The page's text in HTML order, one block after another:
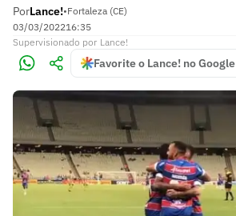
PorLance!•Fortaleza (CE)
03/03/202216:35
Supervisionado por Lance!
Favorite o Lance! no Google